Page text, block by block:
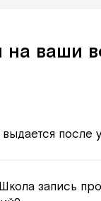
на ваши
после
запись